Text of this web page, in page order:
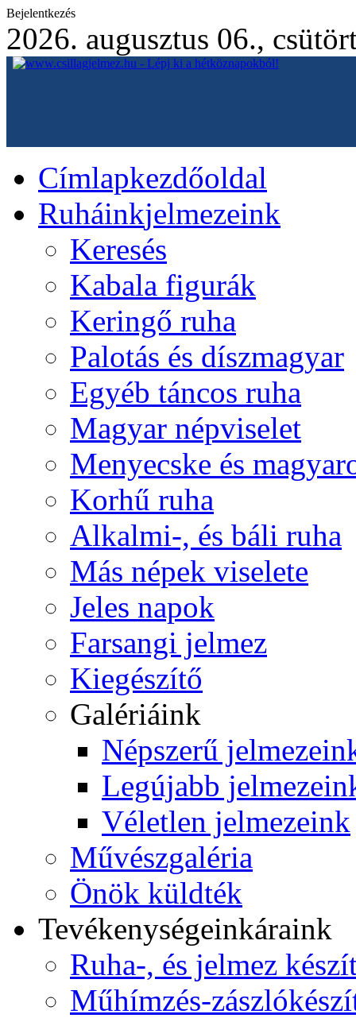
Bejelentkezés
2026. augusztus 06.,
Címlapkezdőoldal
Ruháinkjelmezeink
Keresés
Kabala figurák
Keringő ruha
Palotás és díszmagyar
Egyéb táncos ruha
Magyar népviselet
Menyecske és
Korhű ruha
Alkalmi-, és báli ruha
Más népek viselete
Jeles napok
Farsangi jelmez
Kiegészítő
Galériáink
Népszerű
Legújabb
Véletlen jelmezeink
Művészgaléria
Önök küldték
Tevékenységeinkáraink
Ruha-, és jelmez
Műhímzés-